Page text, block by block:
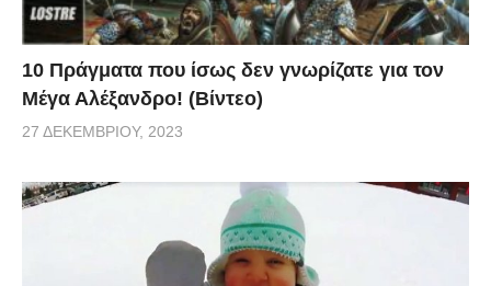
10 Πράγματα που ίσως δεν γνωρίζατε για τον
Μέγα Αλέξανδρο! (Βίντεο)
27 ΔΕΚΕΜΒΡΊΟΥ, 2023